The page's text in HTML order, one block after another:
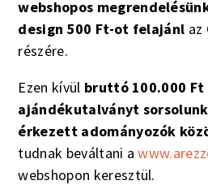
webshopos
design 500 Ft-ot felajánl az
részére.
Ezen kívül bruttó 100.000
ajándékutalványt
érkezett adományozók
tudnak beváltani a
webshopon keresztül.